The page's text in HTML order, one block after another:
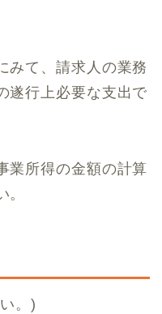
みて、請求人の業務
遂行上必要な支出で
業所得の金額の計算
。
。)